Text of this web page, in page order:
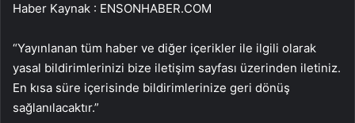
Haber Kaynak : ENSONHABER.COM
“Yayınlanan tüm haber ve diğer içerikler ile ilgili olarak
yasal bildirimlerinizi bize iletişim sayfası üzerinden iletiniz.
En kısa süre içerisinde bildirimlerinize geri dönüş
sağlanılacaktır.”